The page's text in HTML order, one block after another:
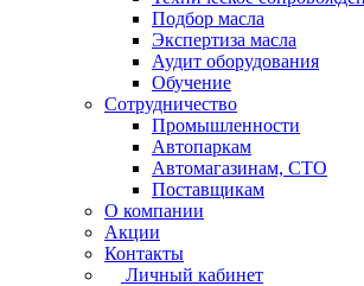
Подбор масла
Экспертиза масла
Аудит оборудования
Обучение
Сотрудничество
Промышленности
Автопаркам
Автомагазинам, СТО
Поставщикам
О компании
Акции
Контакты
Личный кабинет